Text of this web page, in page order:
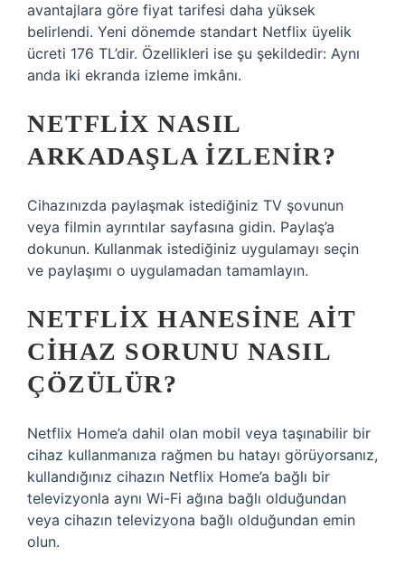
avantajlara göre fiyat tarifesi daha yüksek
belirlendi. Yeni dönemde standart Netflix üyelik
ücreti 176 TL’dir. Özellikleri ise şu şekildedir: Aynı
anda iki ekranda izleme imkânı.
NETFLIX NASIL
ARKADAŞLA IZLENIR?
Cihazınızda paylaşmak istediğiniz TV şovunun
veya filmin ayrıntılar sayfasına gidin. Paylaş’a
dokunun. Kullanmak istediğiniz uygulamayı seçin
ve paylaşımı o uygulamadan tamamlayın.
NETFLIX HANESINE AIT
CIHAZ SORUNU NASIL
ÇÖZÜLÜR?
Netflix Home’a ​​dahil olan mobil veya taşınabilir bir
cihaz kullanmanıza rağmen bu hatayı görüyorsanız,
kullandığınız cihazın Netflix Home’a ​​bağlı bir
televizyonla aynı Wi-Fi ağına bağlı olduğundan
veya cihazın televizyona bağlı olduğundan emin
olun.